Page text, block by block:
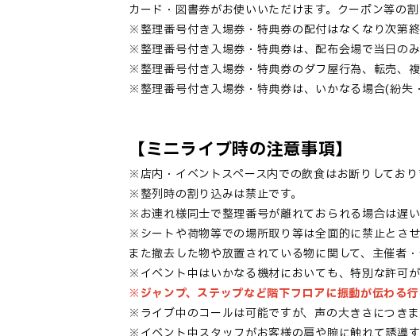
カード・図書券がお使いいただけます。クーポン等の割
※整理番号付き入場券 ・特典券の配付はなくなり次第終
※整理番号付き入場券 ・ 特典券は、配布会場で当日のみ
※整理番号付き入場券・ 特典券のダフ屋行為、転売、
※整理番号付き入場券 ・ 特典券は、いかなる場合(紛失
【ミニライブ時の注意事項】
※店内・イベントスペース内での飲食はお断りしており
※整列時の割り込みは禁止です。
※お連れ様同士で整理番号が離れておられる場合は遅
※シートや荷物等での場所取り等は全面的に禁止とさ
また撤去した物や放置されている物に関して、主催者
※イベント中はいかなる機材においても、特別な許可
※ジャンプ、ステップなど階下フロアに振動が伝わる行
※ライブ中のコールは可能ですが、声の大きさにつき